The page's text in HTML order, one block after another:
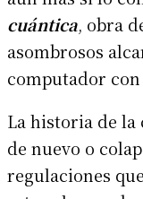
cuántica, obra
asombrosos
computador
La historia de
de nuevo o
regulaciones